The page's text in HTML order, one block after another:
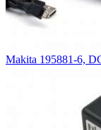
Makita 195881-6,